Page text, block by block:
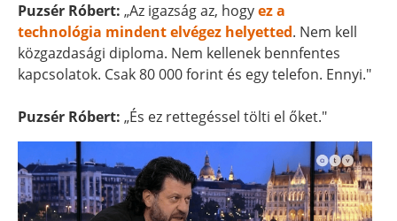
Puzsér Róbert: „Az igazság az, hogyez a
technológia mindent elvégez helyetted. Nem kell
közgazdasági diploma. Nem kellenek bennfentes
kapcsolatok. Csak 80 000 forint és egy telefon. Ennyi."
Puzsér Róbert: „És ez rettegéssel tölti el őket."